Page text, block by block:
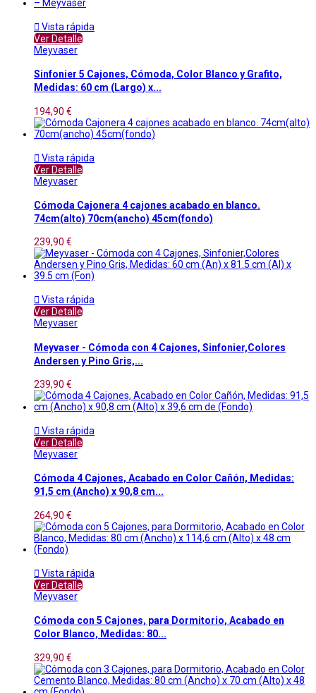
 Vista rápida
Ver Detalle
Meyvaser
Sinfonier 5 Cajones, Cómoda, Color Blanco y Grafito,
Medidas: 60 cm (Largo) x...
194,90 €
 Vista rápida
Ver Detalle
Meyvaser
Cómoda Cajonera 4 cajones acabado en blanco.
74cm(alto) 70cm(ancho) 45cm(fondo)
239,90 €
 Vista rápida
Ver Detalle
Meyvaser
Meyvaser - Cómoda con 4 Cajones, Sinfonier,Colores
Andersen y Pino Gris,...
239,90 €
 Vista rápida
Ver Detalle
Meyvaser
Cómoda 4 Cajones, Acabado en Color Cañón, Medidas:
91,5 cm (Ancho) x 90,8 cm...
264,90 €
 Vista rápida
Ver Detalle
Meyvaser
Cómoda con 5 Cajones, para Dormitorio, Acabado en
Color Blanco, Medidas: 80...
329,90 €